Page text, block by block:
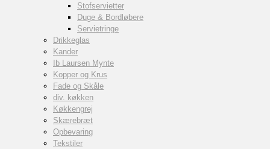
Stofservietter
Duge & Bordløbere
Servietringe
Drikkeglas
Kander
Ib Laursen Mynte
Kopper og Krus
Fade og Skåle
div. køkken
Køkkengrej
Skærebræt
Opbevaring
Tekstiler